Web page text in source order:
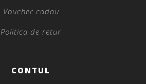
Voucher cadou
Politica de retur
CONTUL